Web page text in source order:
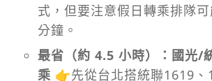
式，但要注意假日轉乘排隊
分鐘。
最省（約 4.5 小時）：國光/
乘 👉先從台北搭統聯1619、